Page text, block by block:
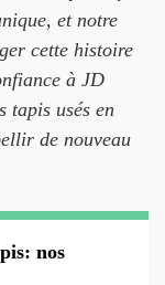
et notre
cette histoire
à JD
tapis usés en
de nouveau
nos